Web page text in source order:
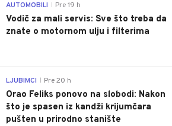
AUTOMOBILI Pre 19 h
Vodič za mali servis: Sve što treba da
znate o motornom ulju i filterima
LJUBIMCI Pre 20 h
Orao Feliks ponovo na slobodi: Nakon
što je spasen iz kandži krijumčara
pušten u prirodno stanište